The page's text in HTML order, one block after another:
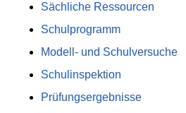
Sächliche Ressourcen
Schulprogramm
Modell- und Schulversuche
Schulinspektion
Prüfungsergebnisse